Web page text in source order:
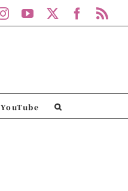
InstagramYouTube
YouTube